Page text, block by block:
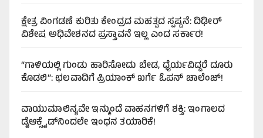
ಕ್ಷೇತ್ರ ವಿಂಗಡಣೆ ಕುರಿತು ಕೇಂದ್ರದ ಮಹತ್ವದ ಸ್ಪಷ್ಟನೆ: ದಿಢೀರ್
ವಿಶೇಷ ಅಧಿವೇಶನದ ಪ್ರಸ್ತಾವನೆ ಇಲ್ಲ ಎಂದ ಸರ್ಕಾರ!
“ಗಾಳಿಯಲ್ಲಿ ಗುಂಡು ಹಾರಿಸೋದು ಬೇಡ, ಧೈರ್ಯವಿದ್ದರೆ ದೂರು
ಕೊಡಲಿ”: ಛಲವಾದಿಗೆ ಪ್ರಿಯಾಂಕ್ ಖರ್ಗೆ ಓಪನ್ ಚಾಲೆಂಜ್!
ವಾಯುಮಾಲಿನ್ಯವೇ ಇನ್ಮುಂದೆ ವಾಹನಗಳಿಗೆ ಶಕ್ತಿ: ಇಂಗಾಲದ
ಡೈಆಕ್ಸೈಡ್‌ನಿಂದಲೇ ಇಂಧನ ತಯಾರಿಕೆ!